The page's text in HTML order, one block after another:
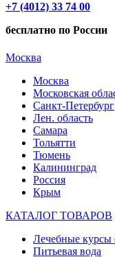
+7 (4012) 33 74 00
бесплатно по России
Москва
Москва
Московская
Санкт-Петербург
Лен. область
Самара
Тольятти
Тюмень
Калининград
Россия
Крым
КАТАЛОГ ТОВАРОВ
Лечебные курсы
Питьевая вода